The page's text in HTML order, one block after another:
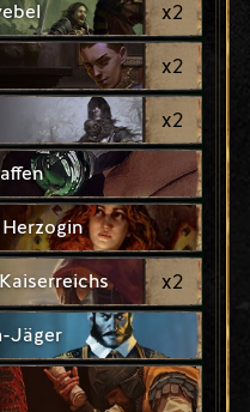
x2
x2
x2
x2
Jäger